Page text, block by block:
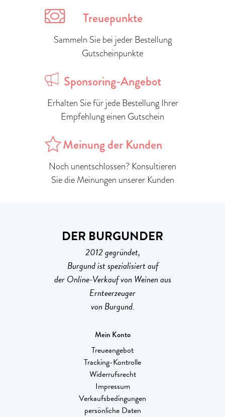
Treuepunkte
Sammeln Sie bei jeder Bestellung
Gutscheinpunkte
Sponsoring-Angebot
Erhalten Sie für jede Bestellung Ihrer
Empfehlung einen Gutschein
Meinung der Kunden
Noch unentschlossen? Konsultieren
Sie die Meinungen unserer Kunden
DER BURGUNDER
2012 gegründet,
Burgund ist spezialisiert auf
der Online-Verkauf von Weinen aus
Ernteerzeuger
von Burgund.
Mein Konto
Treueangebot
Tracking-Kontrolle
Widerrufsrecht
Impressum
Verkaufsbedingungen
persönliche Daten